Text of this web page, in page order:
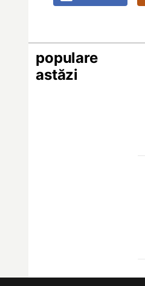
populare
astăzi